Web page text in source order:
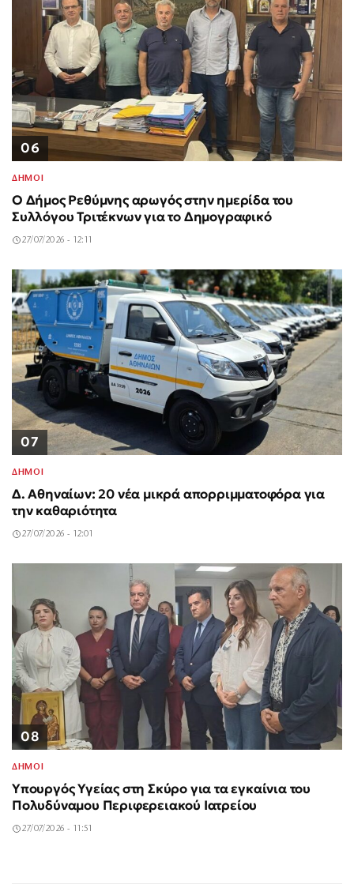
06
ΔΗΜΟΙ
Ο Δήμος Ρεθύμνης αρωγός στην ημερίδα του
Συλλόγου Τριτέκνων για το Δημογραφικό
27/07/2026 - 12:11
07
ΔΗΜΟΙ
Δ. Αθηναίων: 20 νέα μικρά απορριμματοφόρα για
την καθαριότητα
27/07/2026 - 12:01
08
ΔΗΜΟΙ
Υπουργός Υγείας στη Σκύρο για τα εγκαίνια του
Πολυδύναμου Περιφερειακού Ιατρείου
27/07/2026 - 11:51